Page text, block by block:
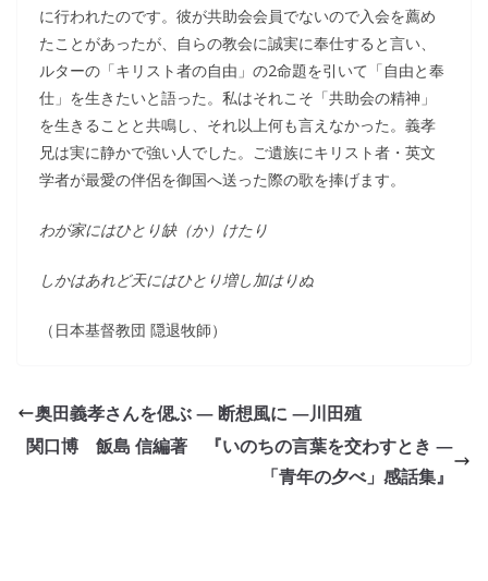
に行われたのです。彼が共助会会員でないので入会を薦め
たことがあったが、自らの教会に誠実に奉仕すると言い、
ルターの「キリスト者の自由」の2命題を引いて「自由と奉
仕」を生きたいと語った。私はそれこそ「共助会の精神」
を生きることと共鳴し、それ以上何も言えなかった。義孝
兄は実に静かで強い人でした。ご遺族にキリスト者・英文
学者が最愛の伴侶を御国へ送った際の歌を捧げます。
わが家にはひとり缺（か）けたり
しかはあれど天にはひとり増し加はりぬ
（日本基督教団 隠退牧師）
奥田義孝さんを偲ぶ ― 断想風に ―川田殖
関口博 飯島 信編著 『いのちの言葉を交わすとき ―
「青年の夕べ」感話集』